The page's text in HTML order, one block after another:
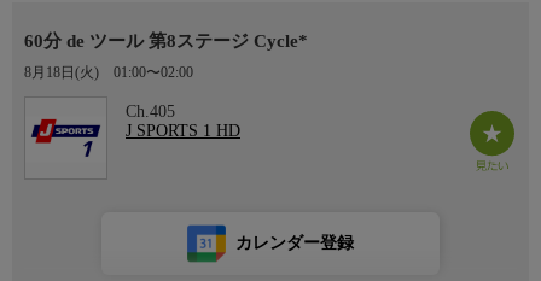
60分 de ツール 第8ステージ Cycle*
8月18日(火) 01:00〜02:00
Ch.405
J SPORTS 1 HD
カレンダー登録